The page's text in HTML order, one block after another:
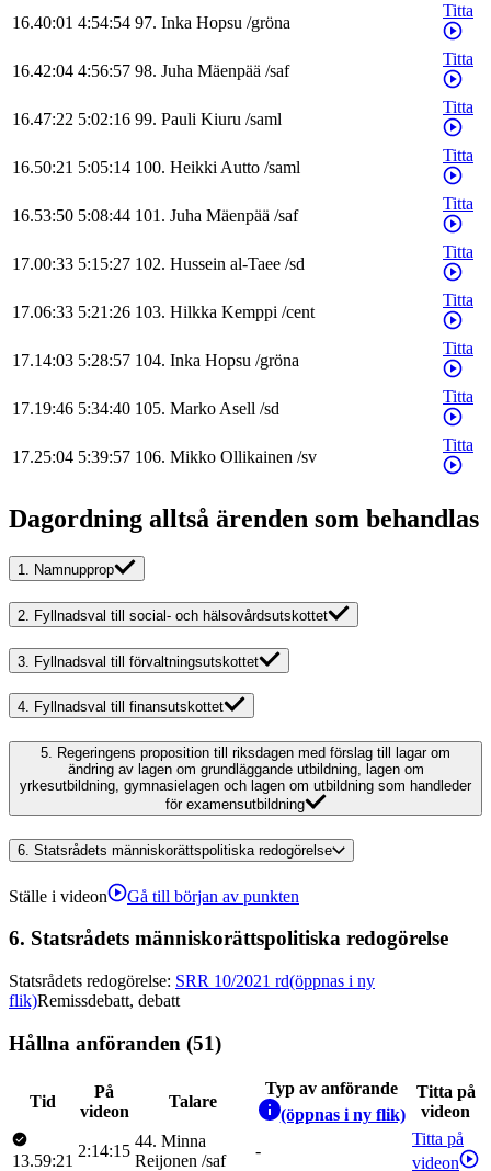
16.40:01 4:54:54 97. Inka Hopsu /gröna
Titta
16.42:04 4:56:57 98. Juha Mäenpää /saf
Titta
16.47:22 5:02:16 99. Pauli Kiuru /saml
Titta
16.50:21 5:05:14 100. HeikkiAutto /saml
Titta
16.53:50 5:08:44 101. Juha Mäenpää /saf
Titta
17.00:33 5:15:27 102. Hussein al-Taee /sd
Titta
17.06:33 5:21:26 103. Hilkka Kemppi /cent
Titta
17.14:03 5:28:57 104. Inka Hopsu /gröna
Titta
17.19:46 5:34:40 105. MarkoAsell /sd
Titta
17.25:04 5:39:57 106. Mikko Ollikainen /sv
Titta
Dagordning alltså ärenden som behandlas
1. Namnupprop
2. Fyllnadsval till social- och hälsovårdsutskottet
3. Fyllnadsval till förvaltningsutskottet
4. Fyllnadsval till finansutskottet
5. Regeringens proposition till riksdagen med förslag till lagar om
ändring av lagen om grundläggande utbildning, lagen om
yrkesutbildning, gymnasielagen och lagen om utbildning som handleder
för examensutbildning
6. Statsrådets människorättspolitiska redogörelse
Ställe i videon Gå till början av punkten
6. Statsrådets människorättspolitiska redogörelse
Statsrådets redogörelse: SRR 10/2021 rd(öppnas i ny
flik)Remissdebatt, debatt
Hållna anföranden (51)
Tid
På
videon
Talare
Typ av anförande
(öppnas i ny flik)
Titta på
videon
13.59:21
2:14:15
44. Minna
Reijonen /saf
-
Titta på
videon